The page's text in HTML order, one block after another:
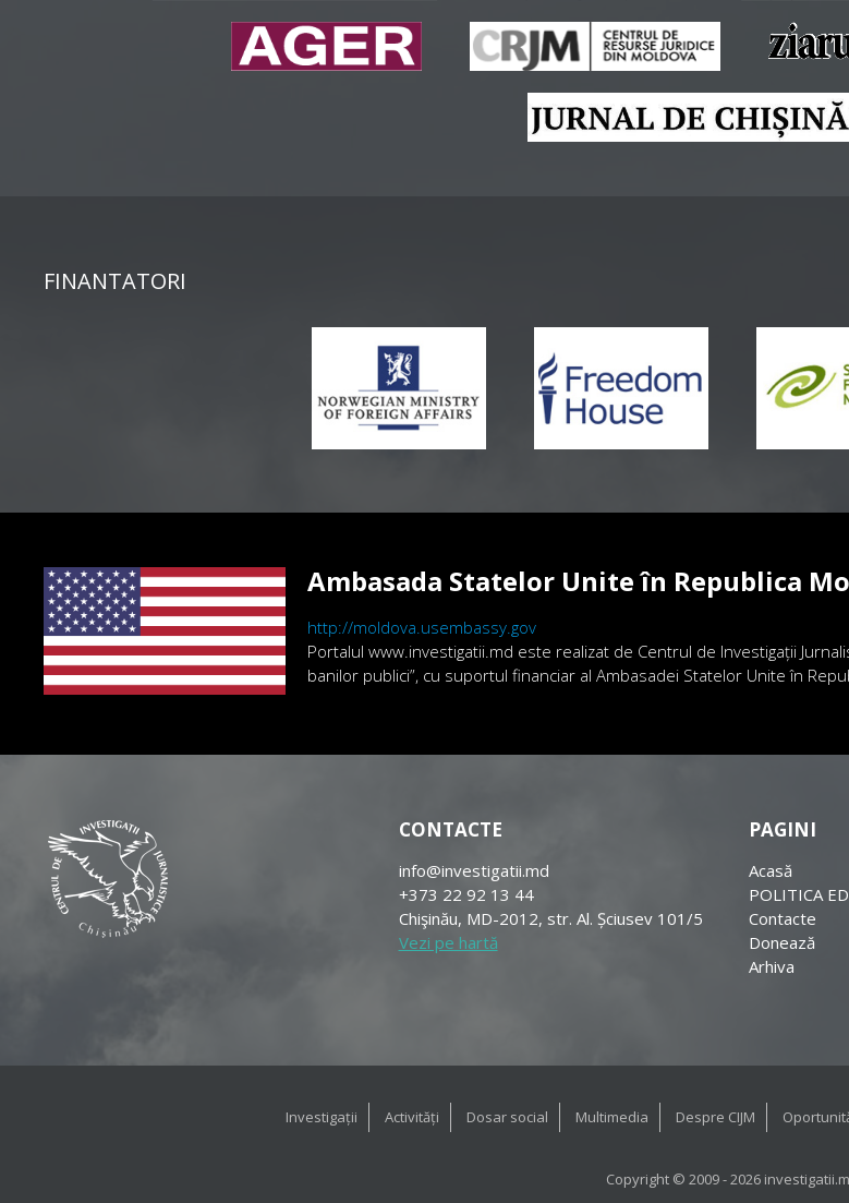
FINANTATORI
Ambasada Statelor Unite în Republica
http://moldova.usembassy.gov
Portalul www.investigatii.md este realizat de Centrul de Investigații
banilor publici”, cu suportul financiar al Ambasadei Statelor Unite în
CONTACTE
info@investigatii.md
+373 22 92 13 44
Chişinău, MD-2012, str. Al. Șciusev 101/5
Vezi pe hartă
PAGINI
Acasă
POLITICA
Contacte
Donează
Arhiva
Investigații Activități Dosar social Multimedia Despre CIJM
Copyright © 2009 - 2026